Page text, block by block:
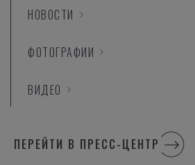
НОВОСТИ
ФОТОГРАФИИ
ВИДЕО
ПЕРЕЙТИ В ПРЕСС-ЦЕНТР